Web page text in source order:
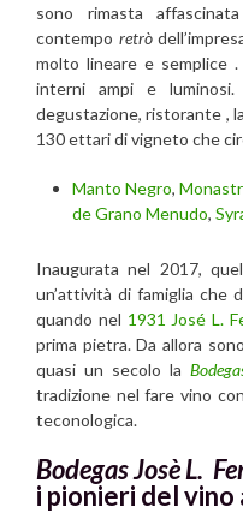
sono rimasta
contempo retrò
molto lineare e semplice
interni ampi e
degustazione, ristorante ,
130 ettari di vigneto che
Manto Negro,
de Grano Menudo,
Inaugurata nel 2017,
un’attività di famiglia che
quando nel 1931 José L.
prima pietra. Da allora
quasi un secolo la
tradizione nel fare vino
teconologica.
Bodegas Josè L.
i pionieri del vino